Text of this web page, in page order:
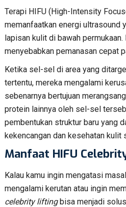
Terapi HIFU (High-Intensity
memanfaatkan energi ultrasound
lapisan kulit di bawah
menyebabkan pemanasan cepat
Ketika sel-sel di area yang
tertentu, mereka mengalami
sebenarnya bertujuan
protein lainnya oleh sel-sel
pembentukan struktur baru yang
kekencangan dan kesehatan kulit
Manfaat HIFU
Kalau kamu ingin mengatasi
mengalami kerutan atau ingin
celebrity liftingbisa menjadi